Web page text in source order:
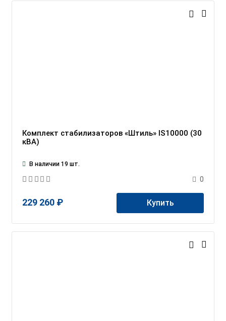
Комплект стабилизаторов «Штиль» IS10000 (30
кВА)
В наличии 19 шт.
0
229 260 ₽ Купить